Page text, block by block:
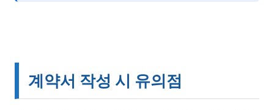
계약서 작성 시 유의점